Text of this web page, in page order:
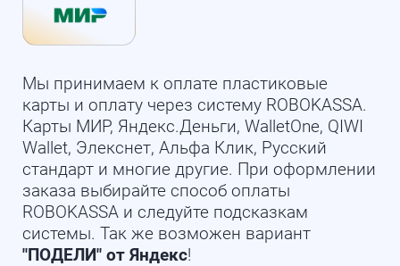
Мы принимаем к оплате пластиковые
карты и оплату через систему ROBOKASSA.
Карты МИР, Яндекс.Деньги, WalletOne, QIWI
Wallet, Элекснет, Альфа Клик, Русский
стандарт и многие другие. При оформлении
заказа выбирайте способ оплаты
ROBOKASSA и следуйте подсказкам
системы. Так же возможен вариант
"ПОДЕЛИ" от Яндекс!